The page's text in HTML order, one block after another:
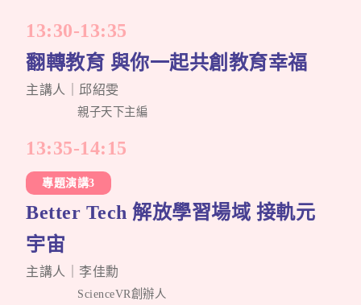
13:30-13:35
翻轉教育 與你一起共創教育幸福
主講人｜邱紹雯
親子天下主編
13:35-14:15
專題演講3
Better Tech 解放學習場域 接軌元
宇宙
主講人｜李佳勳
ScienceVR創辦人